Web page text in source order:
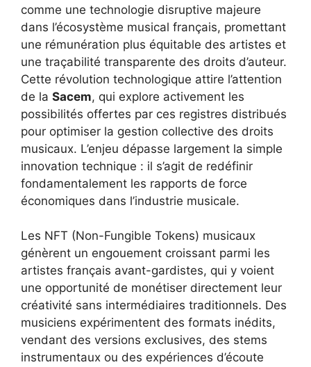
comme une technologie disruptive majeure
dans l’écosystème musical français, promettant
une rémunération plus équitable des artistes et
une traçabilité transparente des droits d’auteur.
Cette révolution technologique attire l’attention
de la Sacem, qui explore activement les
possibilités offertes par ces registres distribués
pour optimiser la gestion collective des droits
musicaux. L’enjeu dépasse largement la simple
innovation technique : il s’agit de redéfinir
fondamentalement les rapports de force
économiques dans l’industrie musicale.
Les NFT (Non-Fungible Tokens) musicaux
génèrent un engouement croissant parmi les
artistes français avant-gardistes, qui y voient
une opportunité de monétiser directement leur
créativité sans intermédiaires traditionnels. Des
musiciens expérimentent des formats inédits,
vendant des versions exclusives, des stems
instrumentaux ou des expériences d’écoute